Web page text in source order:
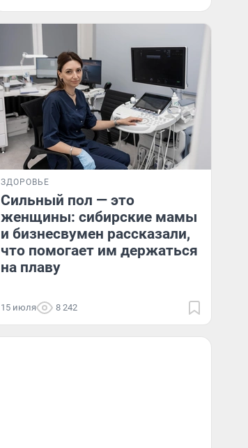
ЗДОРОВЬЕ
Сильный пол — это
женщины: сибирские мамы
и бизнесвумен рассказали,
что помогает им держаться
на плаву
15 июля 8 242